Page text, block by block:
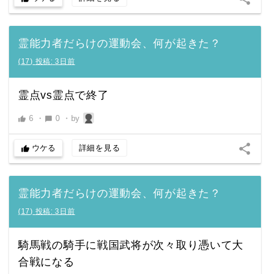
霊能力者だらけの運動会、何が起きた？
(17) 投稿: 3日前
霊点vs霊点で終了
thumb_up 6 ・ chat_bubble 0 ・ by
thumb_up ウケる 詳細を見る share
霊能力者だらけの運動会、何が起きた？
(17) 投稿: 3日前
騎馬戦の騎手に戦国武将が次々取り憑いて大
合戦になる